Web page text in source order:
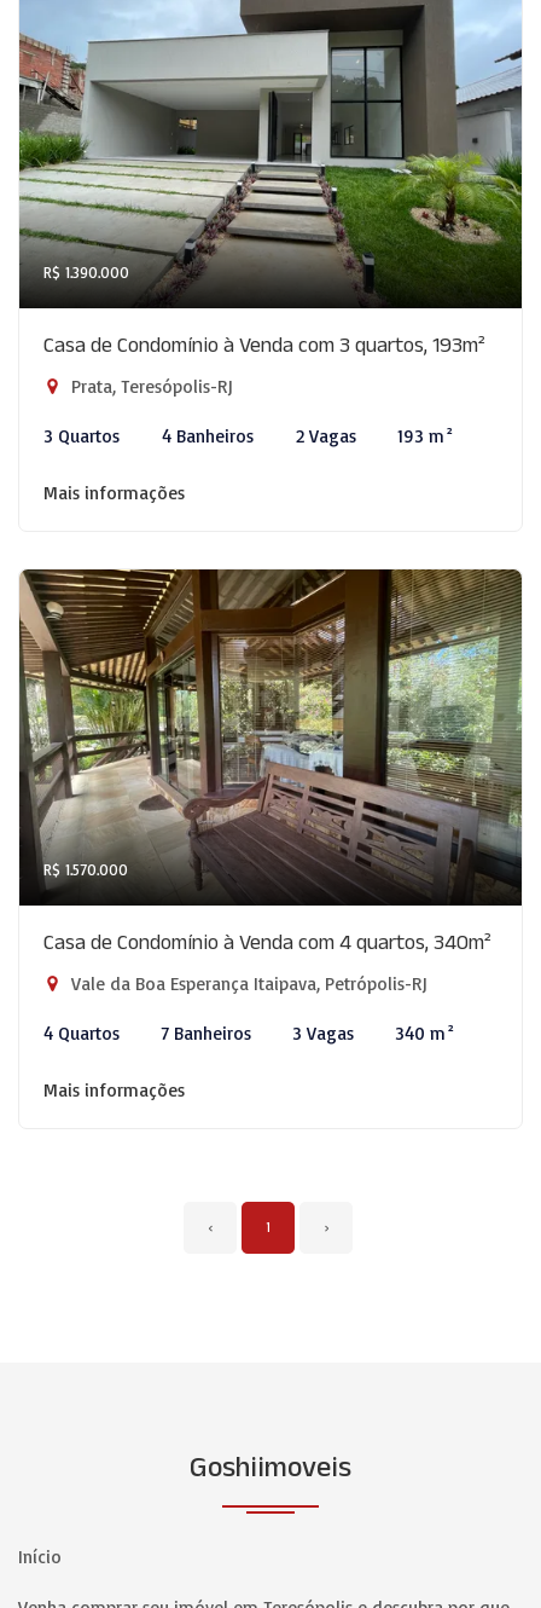
R$ 1.390.000
Casa de Condomínio à Venda com 3 quartos, 193m²
Prata, Teresópolis-RJ
3 Quartos 4 Banheiros 2 Vagas 193 m²
Mais informações
R$ 1.570.000
Casa de Condomínio à Venda com 4 quartos, 340m²
Vale da Boa Esperança Itaipava, Petrópolis-RJ
4 Quartos 7 Banheiros 3 Vagas 340 m²
Mais informações
‹ 1 ›
Goshiimoveis
Início